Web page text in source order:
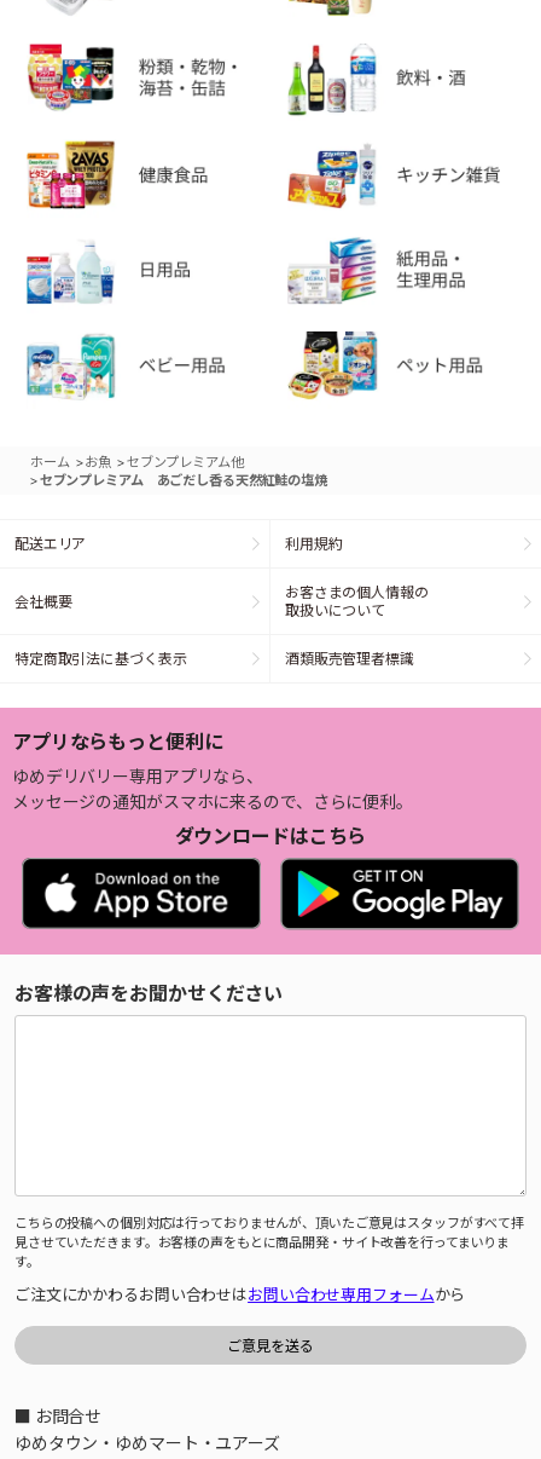
ホーム >お魚 >セブンプレミアム他
>セブンプレミアム あごだし香る天然紅鮭の塩焼
配送エリア 利用規約
会社概要
お客さまの個人情報の
取扱いについて
特定商取引法に基づく表示 酒類販売管理者標識
アプリならもっと便利に
ゆめデリバリー専用アプリなら、
メッセージの通知がスマホに来るので、さらに便利。
ダウンロードはこちら
お客様の声をお聞かせください
こちらの投稿への個別対応は行っておりませんが、頂いたご意見はスタッフがすべて拝
見させていただきます。お客様の声をもとに商品開発・サイト改善を行ってまいりま
す。
ご注文にかかわるお問い合わせはお問い合わせ専用フォームから
■ お問合せ
ゆめタウン・ゆめマート・ユアーズ